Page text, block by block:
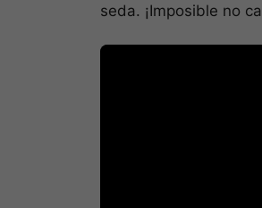
seda. ¡Imposible no